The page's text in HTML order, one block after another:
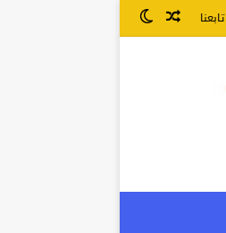
تابعنا مقال عشوائي
الوضع المظلم